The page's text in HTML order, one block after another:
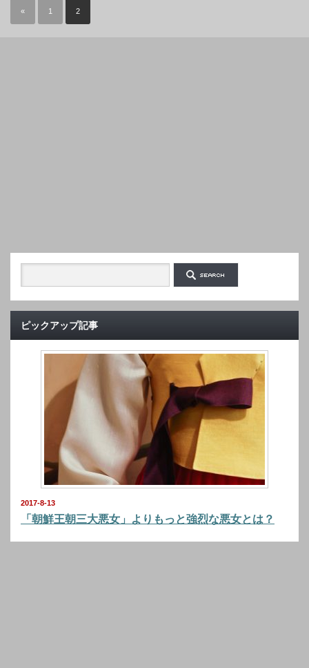
« 1 2
ピックアップ記事
2017-8-13
「朝鮮王朝三大悪女」よりもっと強烈な悪女とは？